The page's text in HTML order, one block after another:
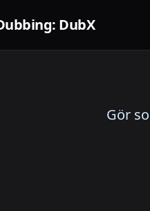
DubX
Gör